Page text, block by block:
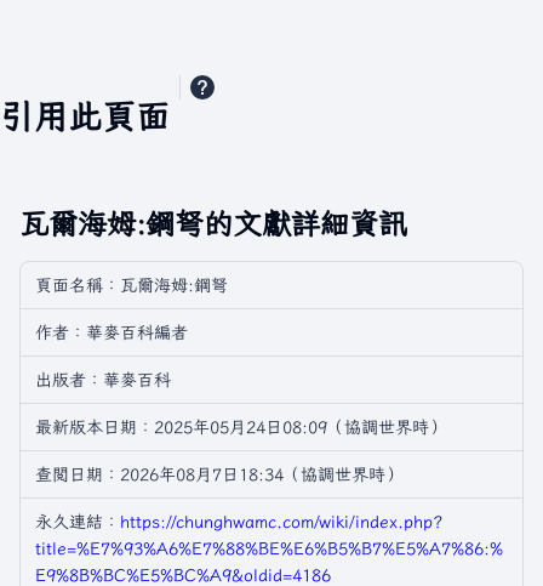
引用此頁面
瓦爾海姆:鋼弩的文獻詳細資訊
頁面名稱：瓦爾海姆:鋼弩
作者：華麥百科編者
出版者：華麥百科
最新版本日期：2025年05月24日08:09（協調世界時）
查閲日期：2026年08月7日18:34（協調世界時）
永久連結： https://chunghwamc.com/wiki/index.php?
title=%E7%93%A6%E7%88%BE%E6%B5%B7%E5%A7%86:%
E9%8B%BC%E5%BC%A9&oldid=4186